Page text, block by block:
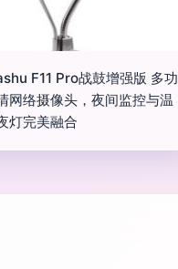
F11 Pro战鼓增强版 多功
网络摄像头，夜间监控与温
灯完美融合